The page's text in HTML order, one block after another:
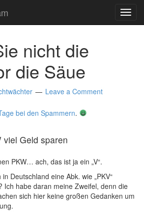
nicht die
die Säue
Leave a Comment
bei den Spammern.
viel Geld sparen
PKW… ach, das ist ja ein „V“.
Deutschland eine Abk. wie „PKV“
Ich habe daran meine Zweifel, denn die
sich hier keine großen Gedanken um